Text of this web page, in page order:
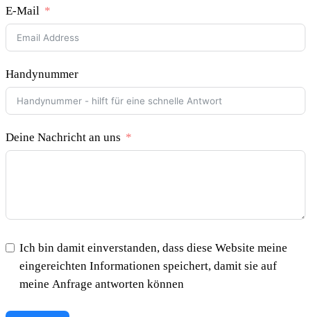
E-Mail
Handynummer
Deine Nachricht an uns
Ich bin damit einverstanden, dass diese Website meine
eingereichten Informationen speichert, damit sie auf
meine Anfrage antworten können